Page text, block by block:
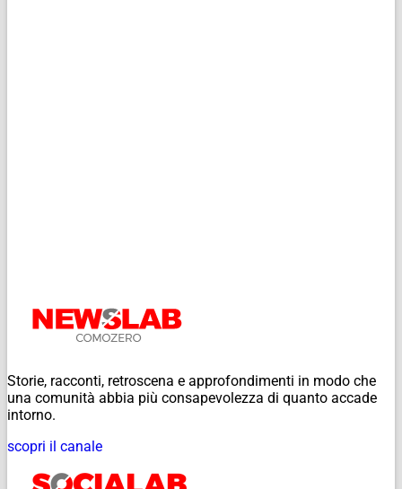
Storie, racconti, retroscena e approfondimenti in modo che
una comunità abbia più consapevolezza di quanto accade
intorno.
scopri il canale